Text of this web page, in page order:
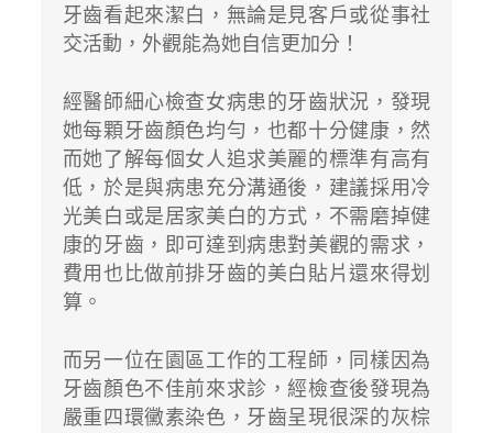
牙齒看起來潔白，無論是見客戶或從事社
交活動，外觀能為她自信更加分！
經醫師細心檢查女病患的牙齒狀況，發現
她每顆牙齒顏色均勻，也都十分健康，然
而她了解每個女人追求美麗的標準有高有
低，於是與病患充分溝通後，建議採用冷
光美白或是居家美白的方式，不需磨掉健
康的牙齒，即可達到病患對美觀的需求，
費用也比做前排牙齒的美白貼片還來得划
算。
而另一位在園區工作的工程師，同樣因為
牙齒顏色不佳前來求診，經檢查後發現為
嚴重四環黴素染色，牙齒呈現很深的灰棕